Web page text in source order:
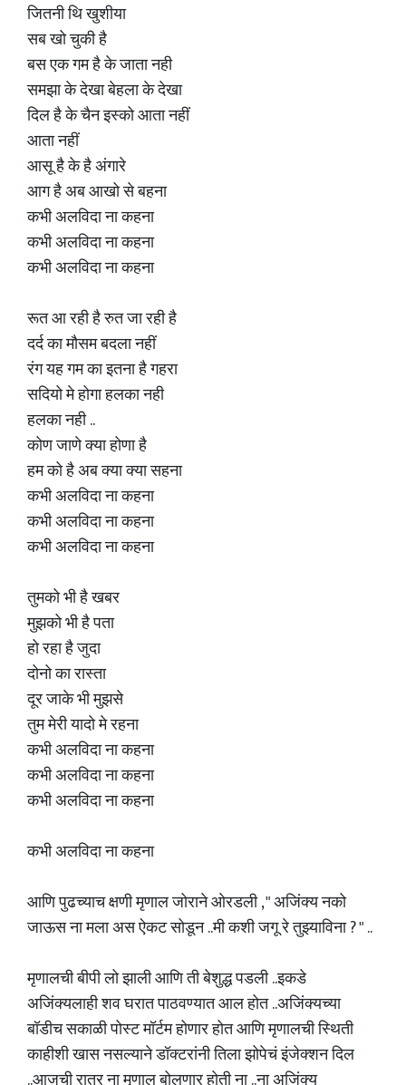
जितनी थि खुशीया
सब खो चुकी है
बस एक गम है के जाता नही
समझा के देखा बेहला के देखा
दिल है के चैन इस्को आता नहीं
आता नहीं
आसू है के है अंगारे
आग है अब आखो से बहना
कभी अलविदा ना कहना
कभी अलविदा ना कहना
कभी अलविदा ना कहना
रूत आ रही है रुत जा रही है
दर्द का मौसम बदला नहीं
रंग यह गम का इतना है गहरा
सदियो मे होगा हलका नही
हलका नही ..
कोण जाणे क्या होणा है
हम को है अब क्या क्या सहना
कभी अलविदा ना कहना
कभी अलविदा ना कहना
कभी अलविदा ना कहना
तुमको भी है खबर
मुझको भी है पता
हो रहा है जुदा
दोनो का रास्ता
दूर जाके भी मुझसे
तुम मेरी यादो मे रहना
कभी अलविदा ना कहना
कभी अलविदा ना कहना
कभी अलविदा ना कहना
कभी अलविदा ना कहना
आणि पुढच्याच क्षणी मृणाल जोराने ओरडली , " अजिंक्य नको
जाऊस ना मला अस ऐकट सोडून ..मी कशी जगू रे तुझ्याविना ? " ..
मृणालची बीपी लो झाली आणि ती बेशुद्ध पडली ..इकडे
अजिंक्यलाही शव घरात पाठवण्यात आल होत ..अजिंक्यच्या
बॉडीच सकाळी पोस्ट मॉर्टम होणार होत आणि मृणालची स्थिती
काहीशी खास नसल्याने डॉक्टरांनी तिला झोपेचं इंजेक्शन दिल